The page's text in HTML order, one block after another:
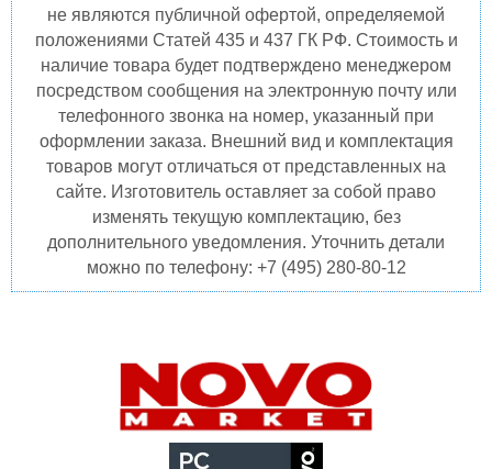
не являются публичной офертой, определяемой
положениями Статей 435 и 437 ГК РФ. Стоимость и
наличие товара будет подтверждено менеджером
посредством сообщения на электронную почту или
телефонного звонка на номер, указанный при
оформлении заказа. Внешний вид и комплектация
товаров могут отличаться от представленных на
сайте. Изготовитель оставляет за собой право
изменять текущую комплектацию, без
дополнительного уведомления. Уточнить детали
можно по телефону: +7 (495) 280-80-12